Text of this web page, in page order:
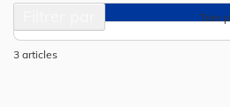
3 articles
Trier